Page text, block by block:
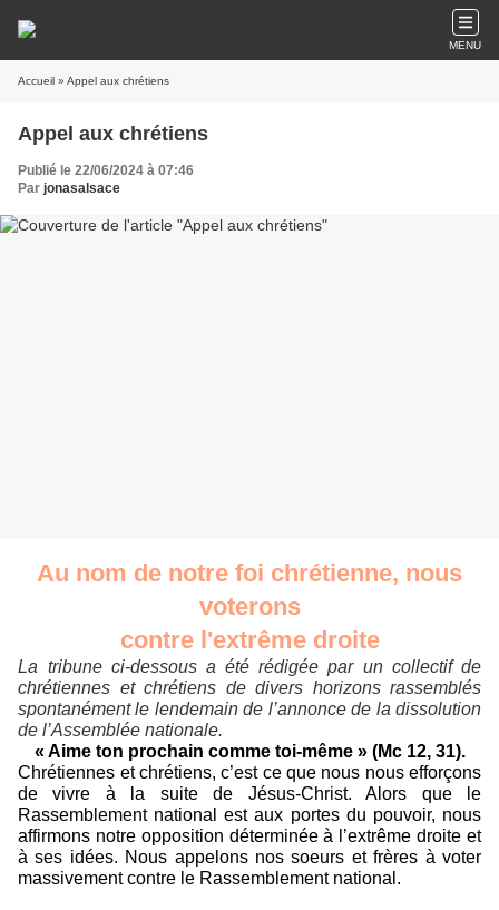
MENU
Accueil » Appel aux chrétiens
Appel aux chrétiens
Publié le 22/06/2024 à 07:46
Par jonasalsace
Au nom de notre foi chrétienne, nous
voterons
contre l'extrême droite
La tribune ci-dessous a été rédigée par un collectif de
chrétiennes et chrétiens de divers horizons rassemblés
spontanément le lendemain de l’annonce de la dissolution
de l’Assemblée nationale.
« Aime ton prochain comme toi-même » (Mc 12, 31).
Chrétiennes et chrétiens, c’est ce que nous nous efforçons
de vivre à la suite de Jésus-Christ. Alors que le
Rassemblement national est aux portes du pouvoir, nous
affirmons notre opposition déterminée à l’extrême droite et
à ses idées. Nous appelons nos soeurs et frères à voter
massivement contre le Rassemblement national.